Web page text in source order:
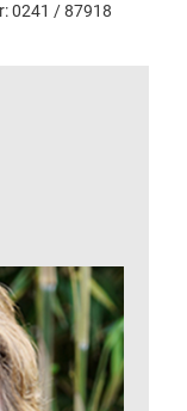
0241 / 87918